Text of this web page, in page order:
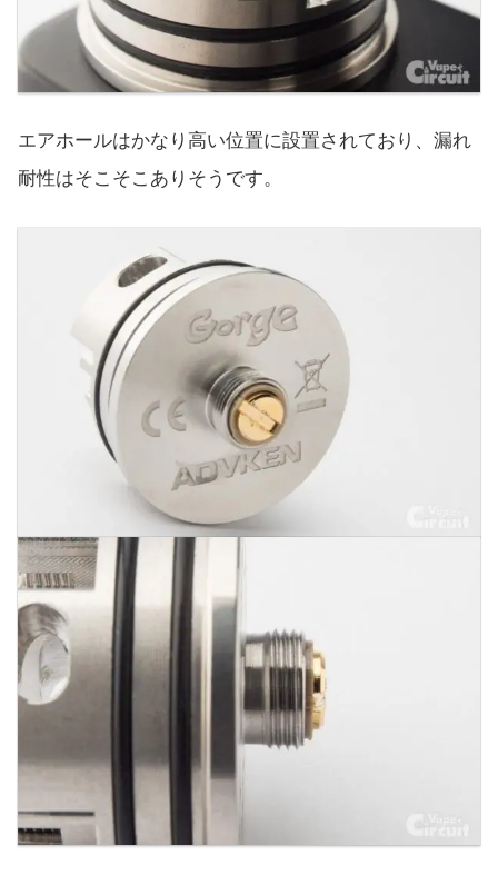
エアホールはかなり高い位置に設置されており、漏れ
耐性はそこそこありそうです。